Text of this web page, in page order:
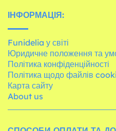
ІНФОРМАЦІЯ:
Funidelia у світі
Юридичне положення та
Політика конфіденційності
Політика щодо файлів
Карта сайту
About us